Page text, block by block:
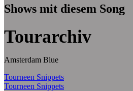
Shows mit diesem Song
Tourarchiv
Amsterdam Blue
Tourneen Snippets
Tourneen Snippets